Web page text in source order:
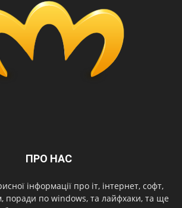
ПРО НАС
інформації про іт, інтернет, софт,
поради по windows, та лайфхаки, та ще